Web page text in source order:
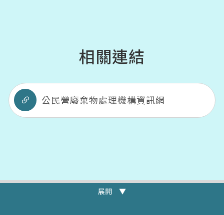
相關連結
公民營廢棄物處理機構資訊網
展開 ▼